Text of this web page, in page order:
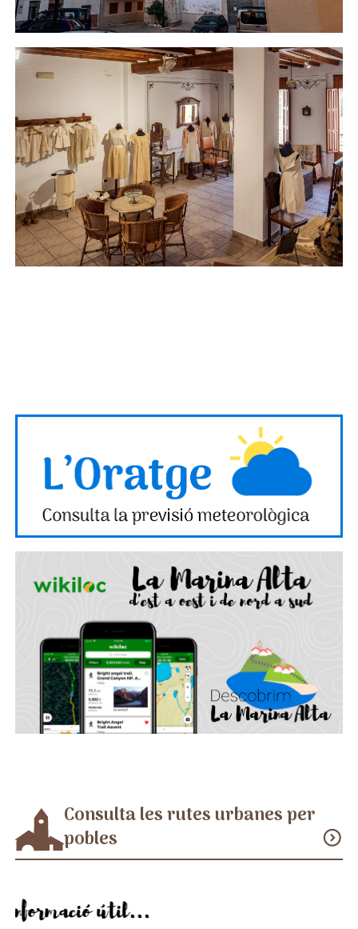
Consulta les rutes urbanes per
pobles
expand_circle_down
Informació útil...